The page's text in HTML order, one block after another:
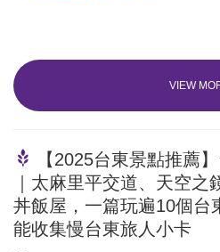
VIEW
【2025台東景點推薦
｜太麻里平交道、天空之
丼飯屋，一篇玩遍10個台
能收集慢台東旅人小卡